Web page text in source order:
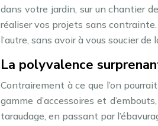
dans votre jardin, sur un chantier
réaliser vos projets sans
l’autre, sans avoir à vous soucier
La polyvalence
Contrairement à ce que l’on
gamme d’accessoires et
taraudage, en passant par